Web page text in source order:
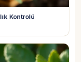
Kontrolü